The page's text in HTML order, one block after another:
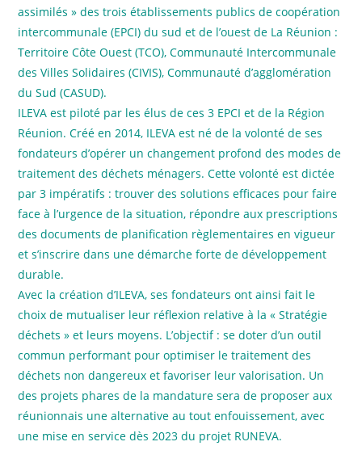
assimilés » des trois établissements publics de coopération
intercommunale (EPCI) du sud et de l’ouest de La Réunion :
Territoire Côte Ouest (TCO), Communauté Intercommunale
des Villes Solidaires (CIVIS), Communauté d’agglomération
du Sud (CASUD).
ILEVA est piloté par les élus de ces 3 EPCI et de la Région
Réunion. Créé en 2014, ILEVA est né de la volonté de ses
fondateurs d’opérer un changement profond des modes de
traitement des déchets ménagers. Cette volonté est dictée
par 3 impératifs : trouver des solutions efficaces pour faire
face à l’urgence de la situation, répondre aux prescriptions
des documents de planification règlementaires en vigueur
et s’inscrire dans une démarche forte de développement
durable.
Avec la création d’ILEVA, ses fondateurs ont ainsi fait le
choix de mutualiser leur réflexion relative à la « Stratégie
déchets » et leurs moyens. L’objectif : se doter d’un outil
commun performant pour optimiser le traitement des
déchets non dangereux et favoriser leur valorisation. Un
des projets phares de la mandature sera de proposer aux
réunionnais une alternative au tout enfouissement, avec
une mise en service dès 2023 du projet RUNEVA.